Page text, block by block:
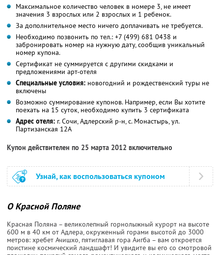
Максимальное количество человек в номере 3, не имеет
значения 3 взрослых или 2 взрослых и 1 ребенок.
За дополнительное место ничего доплачивать не требуется.
Необходимо позвонить по тел.: +7 (499) 681 0438 и
забронировать номер на нужную дату, сообщив уникальный
номер купона.
Сертификат не суммируется с другими скидками и
предложениями арт-отеля
Специальные условия: новогодний и рождественский туры не
включены
Возможно суммирование купонов. Например, если Вы хотите
поехать на 15 суток, необходимо купить 3 сертификата
Адрес отеля: г. Сочи, Адлерский р-н, с. Монастырь, ул.
Партизанская 12А
Купон действителен по 25 марта 2012 включительно
Узнай, как воспользоваться купоном
О Красной Поляне
Красная Поляна – великолепный горнолыжный курорт на высоте
600 м в 40 км от Адлера, окруженный горами высотой до 3000
метров: хребет Ачишхо, пятиглавая гора Аигба – вам откроется
поистине космический ландшафт! И увидите вы его со смотровой